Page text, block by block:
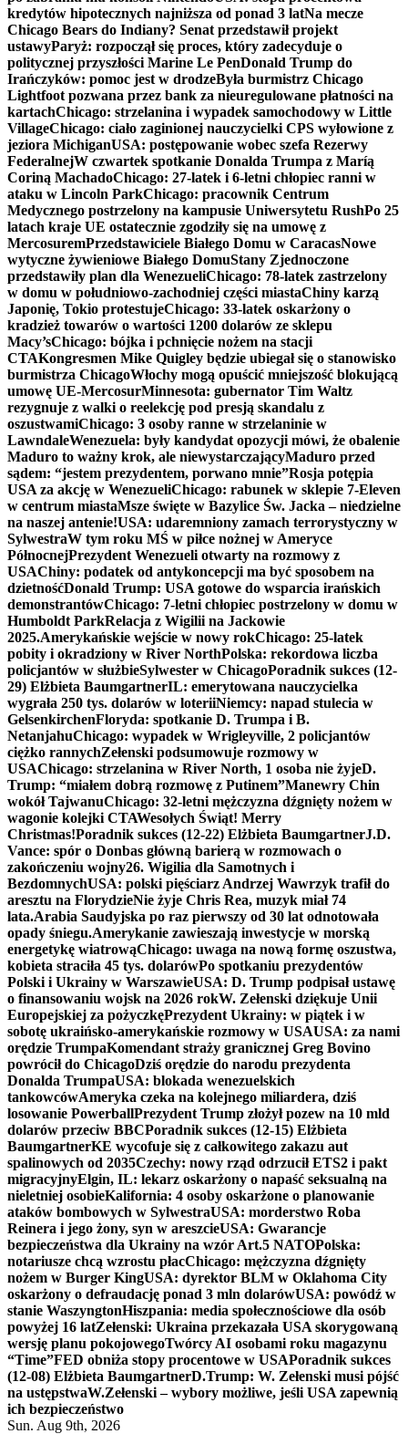
kredytów hipotecznych najniższa od ponad 3 latNa mecze
Chicago Bears do Indiany? Senat przedstawił projekt
ustawyParyż: rozpoczął się proces, który zadecyduje o
politycznej przyszłości Marine Le PenDonald Trump do
Irańczyków: pomoc jest w drodzeByła burmistrz Chicago
Lightfoot pozwana przez bank za nieuregulowane płatności na
kartachChicago: strzelanina i wypadek samochodowy w Little
VillageChicago: ciało zaginionej nauczycielki CPS wyłowione z
jeziora MichiganUSA: postępowanie wobec szefa Rezerwy
FederalnejW czwartek spotkanie Donalda Trumpa z Maríą
Coriną MachadoChicago: 27-latek i 6-letni chłopiec ranni w
ataku w Lincoln ParkChicago: pracownik Centrum
Medycznego postrzelony na kampusie Uniwersytetu RushPo 25
latach kraje UE ostatecznie zgodziły się na umowę z
MercosuremPrzedstawiciele Białego Domu w CaracasNowe
wytyczne żywieniowe Białego DomuStany Zjednoczone
przedstawiły plan dla WenezueliChicago: 78-latek zastrzelony
w domu w południowo-zachodniej części miastaChiny karzą
Japonię, Tokio protestujeChicago: 33-latek oskarżony o
kradzież towarów o wartości 1200 dolarów ze sklepu
Macy’sChicago: bójka i pchnięcie nożem na stacji
CTAKongresmen Mike Quigley będzie ubiegał się o stanowisko
burmistrza ChicagoWłochy mogą opuścić mniejszość blokującą
umowę UE-MercosurMinnesota: gubernator Tim Waltz
rezygnuje z walki o reelekcję pod presją skandalu z
oszustwamiChicago: 3 osoby ranne w strzelaninie w
LawndaleWenezuela: były kandydat opozycji mówi, że obalenie
Maduro to ważny krok, ale niewystarczającyMaduro przed
sądem: “jestem prezydentem, porwano mnie”Rosja potępia
USA za akcję w WenezueliChicago: rabunek w sklepie 7-Eleven
w centrum miastaMsze święte w Bazylice Św. Jacka – niedzielne
na naszej antenie!USA: udaremniony zamach terrorystyczny w
SylwestraW tym roku MŚ w piłce nożnej w Ameryce
PółnocnejPrezydent Wenezueli otwarty na rozmowy z
USAChiny: podatek od antykoncepcji ma być sposobem na
dzietnośćDonald Trump: USA gotowe do wsparcia irańskich
demonstrantówChicago: 7-letni chłopiec postrzelony w domu w
Humboldt ParkRelacja z Wigilii na Jackowie
2025.Amerykańskie wejście w nowy rokChicago: 25-latek
pobity i okradziony w River NorthPolska: rekordowa liczba
policjantów w służbieSylwester w ChicagoPoradnik sukces (12-
29) Elżbieta BaumgartnerIL: emerytowana nauczycielka
wygrała 250 tys. dolarów w loteriiNiemcy: napad stulecia w
GelsenkirchenFloryda: spotkanie D. Trumpa i B.
NetanjahuChicago: wypadek w Wrigleyville, 2 policjantów
ciężko rannychZełenski podsumowuje rozmowy w
USAChicago: strzelanina w River North, 1 osoba nie żyjeD.
Trump: “miałem dobrą rozmowę z Putinem”Manewry Chin
wokół TajwanuChicago: 32-letni mężczyzna dźgnięty nożem w
wagonie kolejki CTAWesołych Świąt! Merry
Christmas!Poradnik sukces (12-22) Elżbieta BaumgartnerJ.D.
Vance: spór o Donbas główną barierą w rozmowach o
zakończeniu wojny26. Wigilia dla Samotnych i
BezdomnychUSA: polski pięściarz Andrzej Wawrzyk trafił do
aresztu na FlorydzieNie żyje Chris Rea, muzyk miał 74
lata.Arabia Saudyjska po raz pierwszy od 30 lat odnotowała
opady śniegu.Amerykanie zawieszają inwestycje w morską
energetykę wiatrowąChicago: uwaga na nową formę oszustwa,
kobieta straciła 45 tys. dolarówPo spotkaniu prezydentów
Polski i Ukrainy w WarszawieUSA: D. Trump podpisał ustawę
o finansowaniu wojsk na 2026 rokW. Zełenski dziękuje Unii
Europejskiej za pożyczkęPrezydent Ukrainy: w piątek i w
sobotę ukraińsko-amerykańskie rozmowy w USAUSA: za nami
orędzie TrumpaKomendant straży granicznej Greg Bovino
powrócił do ChicagoDziś orędzie do narodu prezydenta
Donalda TrumpaUSA: blokada wenezuelskich
tankowcówAmeryka czeka na kolejnego miliardera, dziś
losowanie PowerballPrezydent Trump złożył pozew na 10 mld
dolarów przeciw BBCPoradnik sukces (12-15) Elżbieta
BaumgartnerKE wycofuje się z całkowitego zakazu aut
spalinowych od 2035Czechy: nowy rząd odrzucił ETS2 i pakt
migracyjnyElgin, IL: lekarz oskarżony o napaść seksualną na
nieletniej osobieKalifornia: 4 osoby oskarżone o planowanie
ataków bombowych w SylwestraUSA: morderstwo Roba
Reinera i jego żony, syn w areszcieUSA: Gwarancje
bezpieczeństwa dla Ukrainy na wzór Art.5 NATOPolska:
notariusze chcą wzrostu płacChicago: mężczyzna dźgnięty
nożem w Burger KingUSA: dyrektor BLM w Oklahoma City
oskarżony o defraudację ponad 3 mln dolarówUSA: powódź w
stanie WaszyngtonHiszpania: media społecznościowe dla osób
powyżej 16 latZełenski: Ukraina przekazała USA skorygowaną
wersję planu pokojowegoTwórcy AI osobami roku magazynu
“Time”FED obniża stopy procentowe w USAPoradnik sukces
(12-08) Elżbieta BaumgartnerD.Trump: W. Zełenski musi pójść
na ustępstwaW.Zełenski – wybory możliwe, jeśli USA zapewnią
ich bezpieczeństwo
Sun. Aug 9th, 2026